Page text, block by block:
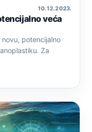
10. 12. 2023.
veća
potencijalno
Za